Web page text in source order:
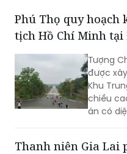
Phú Thọ quy hoạch
tịch Hồ Chí Minh tại
Tượng
được
Khu
chiều
án có
Thanh niên Gia Lai